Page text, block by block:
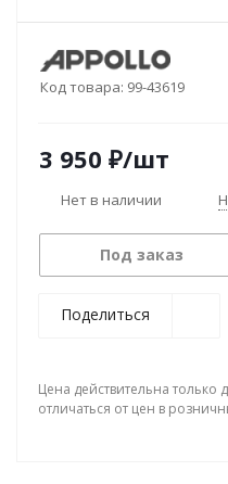
Код товара: 99-43619
3 950 ₽/шт
Нет в наличии
Под заказ
Поделиться
Цена действительна
отличаться от цен в